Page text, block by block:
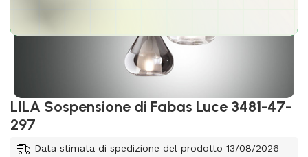
LILA Sospensione di Fabas Luce 3481-47-
297
Data stimata di spedizione del prodotto 13/08/2026 -